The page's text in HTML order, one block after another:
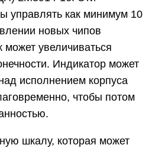
управлять как минимум 10
новых чипов
может увеличиваться
Индикатор может
исполнением корпуса
чтобы потом
шкалу, которая может